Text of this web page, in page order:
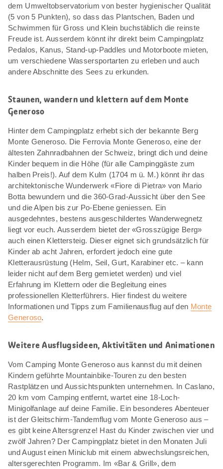
dem Umweltobservatorium von bester hygienischer Qualität
(5 von 5 Punkten), so dass das Plantschen, Baden und
Schwimmen für Gross und Klein buchstäblich die reinste
Freude ist. Ausserdem könnt ihr direkt beim Campingplatz
Pedalos, Kanus, Stand-up-Paddles und Motorboote mieten,
um verschiedene Wassersportarten zu erleben und auch
andere Abschnitte des Sees zu erkunden.
Staunen, wandern und klettern auf dem Monte
Generoso
Hinter dem Campingplatz erhebt sich der bekannte Berg
Monte Generoso. Die Ferrovia Monte Generoso, eine der
ältesten Zahnradbahnen der Schweiz, bringt dich und deine
Kinder bequem in die Höhe (für alle Campinggäste zum
halben Preis!). Auf dem Kulm (1704 m ü. M.) könnt ihr das
architektonische Wunderwerk «Fiore di Pietra» von Mario
Botta bewundern und die 360-Grad-Aussicht über den See
und die Alpen bis zur Po-Ebene geniessen. Ein
ausgedehntes, bestens ausgeschildertes Wanderwegnetz
liegt vor euch. Ausserdem bietet der «Grosszügige Berg»
auch einen Klettersteig. Dieser eignet sich grundsätzlich für
Kinder ab acht Jahren, erfordert jedoch eine gute
Kletterausrüstung (Helm, Seil, Gurt, Karabiner etc. – kann
leider nicht auf dem Berg gemietet werden) und viel
Erfahrung im Klettern oder die Begleitung eines
professionellen Kletterführers. Hier findest du weitere
Informationen und Tipps zum Familienausflug auf den Monte
Generoso.
Weitere Ausflugsideen, Aktivitäten und Animationen
Vom Camping Monte Generoso aus kannst du mit deinen
Kindern geführte Mountainbike-Touren zu den besten
Rastplätzen und Aussichtspunkten unternehmen. In Caslano,
20 km vom Camping entfernt, wartet eine 18-Loch-
Minigolfanlage auf deine Familie. Ein besonderes Abenteuer
ist der Gleitschirm-Tandemflug vom Monte Generoso aus –
es gibt keine Altersgrenze! Hast du Kinder zwischen vier und
zwölf Jahren? Der Campingplatz bietet in den Monaten Juli
und August einen Miniclub mit einem abwechslungsreichen,
altersgerechten Programm. Im «Bar & Grill», dem